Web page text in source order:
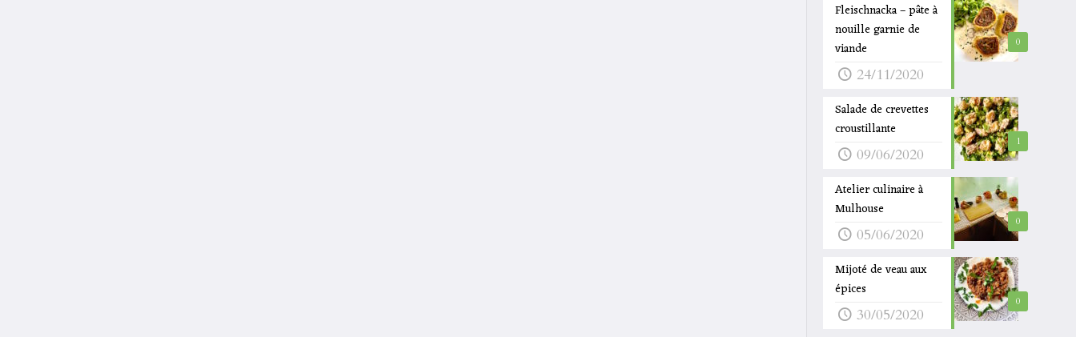
0
Fleischnacka – pâte à
nouille garnie de
viande
24/11/2020
1
Salade de crevettes
croustillante
09/06/2020
0
Atelier culinaire à
Mulhouse
05/06/2020
0
Mijoté de veau aux
épices
30/05/2020